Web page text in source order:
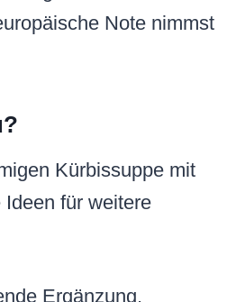
Note nimmst
Kürbissuppe mit
für weitere
Ergänzung,